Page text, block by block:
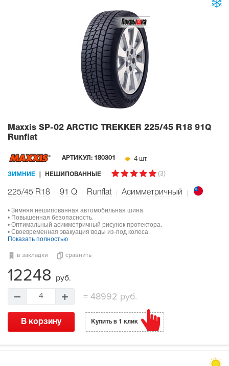
Maxxis SP-02 ARCTIC TREKKER 225/45 R18 91Q
Runflat
АРТИКУЛ: 180301 4 шт.
ЗИМНИЕ НЕШИПОВАННЫЕ (3)
225/45 R18 91 Q Runflat Асимметричный
• Зимняя нешипованная автомобильная шина.
• Повышенная безопасность.
• Оптимальный асимметричный рисунок протектора.
• Своевременная эвакуация воды из-под колеса.
Показать полностью
в закладки сравнить
12248 руб.
4 = 48992 руб.
В корзину Купить в 1 клик